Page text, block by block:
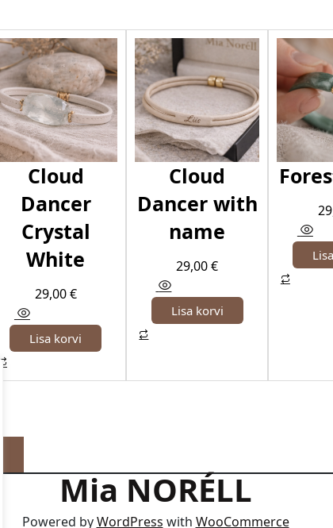
Cloud
Dancer
Crystal
White
29,00€
Lisa korvi
Cloud
Dancer with
name
29,00€
Lisa korvi
Mia NORÉLL
Powered byWordPress with WooCommerce